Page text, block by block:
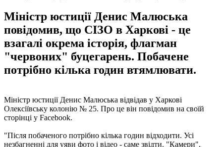
Міністр юстиції Денис Малюська
повідомив, що СІЗО в Харкові - це
взагалі окрема історія, флагман
"червоних" буцегарень. Побачене
потрібно кілька годин втямлювати.
Міністр юстиції Денис Малюська відвідав у Харкові
Олексіївську колонію № 25. Про це він повідомив на своїй
сторінці у Facebook.
"Після побаченого потрібно кілька годин відходити. Усі
незбагненні для уяви фото і відео - саме звідти. "Камери",